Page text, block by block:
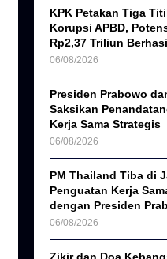
KPK Petakan Tiga
Korupsi APBD,
Rp2,37 Triliun
06/08/2026
Presiden Prabowo
Saksikan
Kerja Sama Strategis
06/08/2026
PM Thailand Tiba di
Penguatan Kerja
dengan Presiden
06/08/2026